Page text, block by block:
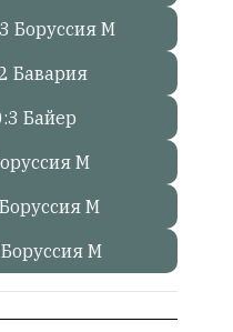
Боруссия М
Бавария
Байер
М
М
М